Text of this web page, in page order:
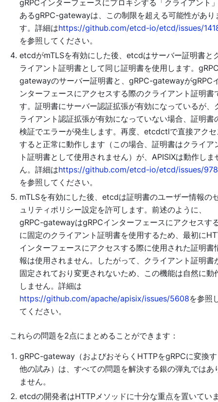
gRPCインターフェースにプロキシする「クライアント
あるgRPC-gatewayは、この制限を超える可能性があり
す。詳細はhttps://github.com/etcd-io/etcd/issues/
を参照してください。
etcdがmTLSを有効にした後、etcdはサーバー証明書と
ライアント証明書として同じ証明書を使用します。
gatewayのサーバー証明書と、gRPC-gatewayがgRPC
ンターフェースにアクセスする際のクライアント証明書
す。証明書にサーバー認証拡張が有効になっているが、
ライアント認証拡張が有効になっていない場合、証明書
検証でエラーが発生します。再度、etcdctlで直接アク
すると正常に動作します（この場合、証明書はクライア
ト証明書として使用されません）が、APISIXは動作しま
ん。詳細はhttps://github.com/etcd-io/etcd/issues/
を参照してください。
mTLSを有効にした後、etcdは証明書のユーザー情報の
ュリティポリシー設定を許可します。前述のように、
gRPC-gatewayはgRPCインターフェースにアクセスす
に固定のクライアント証明書を使用するため、最初に
インターフェースにアクセスする際に使用された証明書
報は使用されません。したがって、クライアント証明書
固定されており変更されないため、この機能は自然に動
しません。詳細は
https://github.com/apache/apisix/issues/5608を参照
てください。
これらの問題を2点にまとめることができます：
gRPC-gateway（およびおそらくHTTPをgRPCに変換
他の試み）は、すべての問題を解決する銀の弾丸ではあ
ません。
etcdの開発者はHTTPメソッドに十分な重点を置いてい